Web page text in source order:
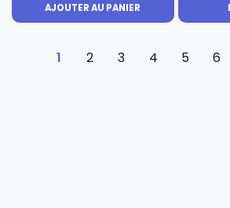
AJOUTER AU PANIER
1 2 3 4 5 6